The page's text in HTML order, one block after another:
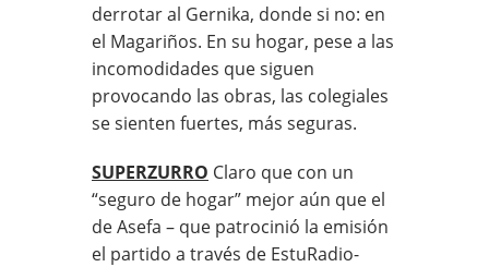
derrotar al Gernika, donde si no: en
el Magariños. En su hogar, pese a las
incomodidades que siguen
provocando las obras, las colegiales
se sienten fuertes, más seguras.
SUPERZURRO Claro que con un
“seguro de hogar” mejor aún que el
de Asefa – que patrocinió la emisión
el partido a través de EstuRadio-